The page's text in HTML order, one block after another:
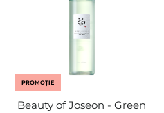
PROMOȚIE
Beauty of Joseon - Green